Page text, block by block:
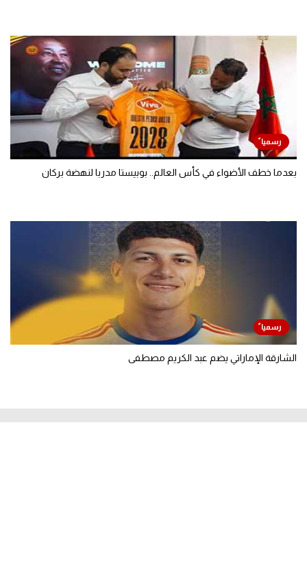
بعدما خطف الأضواء في كأس العالم.. بوبيستا مدربا لنهضة بركان
الشارقة الإماراتي يضم عبد الكريم مصطفى